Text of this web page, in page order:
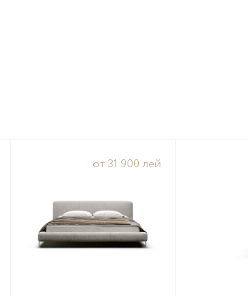
от 31 900 лей